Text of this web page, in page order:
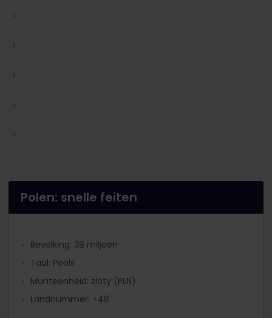
Polen: snelle feiten
Bevolking: 38 miljoen
Taal: Pools
Munteenheid: zloty (PLN)
Landnummer: +48